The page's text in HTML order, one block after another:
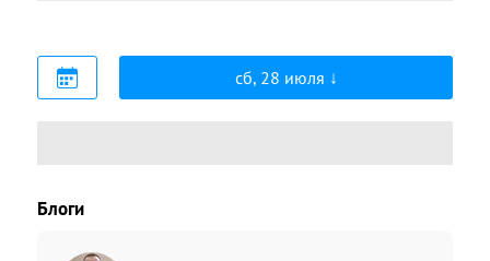
сб, 28 июля
Блоги